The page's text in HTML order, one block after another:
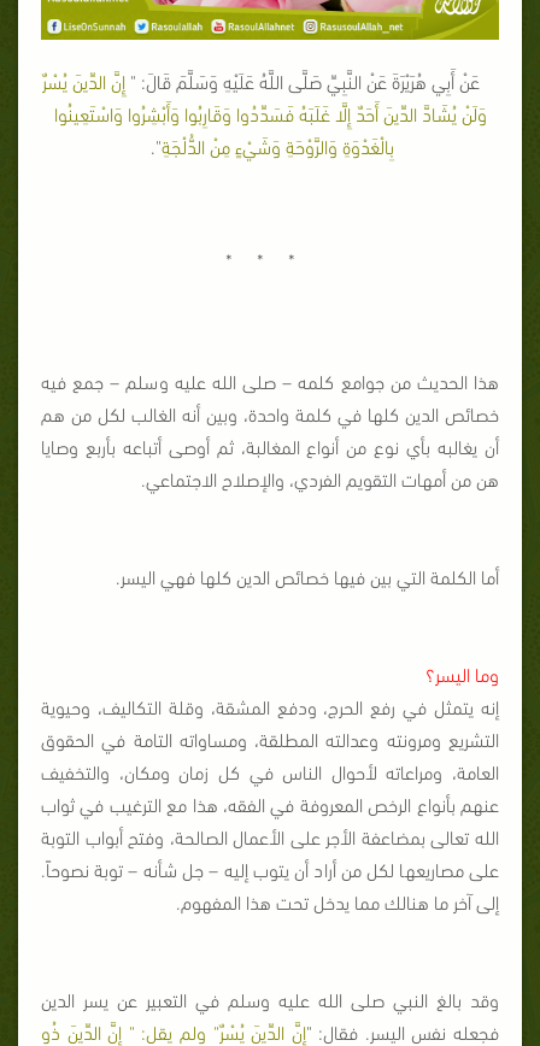
عَنْ أَبِي هُرَيْرَةَ عَنْ النَّبِيِّ صَلَّى اللَّهُ عَلَيْهِ وَسَلَّمَ قَالَ: " إِنَّ الدِّينَ يُسْرٌ
وَلَنْ يُشَادَّ الدِّينَ أَحَدٌ إِلَّا غَلَبَهُ فَسَدِّدُوا وَقَارِبُوا وَأَبْشِرُوا وَاسْتَعِينُوا
بِالْغَدْوَةِ وَالرَّوْحَةِ وَشَيْءٍ مِنْ الدُّلْجَةِ".
* * *
هذا الحديث من جوامع كلمه – صلى الله عليه وسلم – جمع فيه
خصائص الدين كلها في كلمة واحدة، وبين أنه الغالب لكل من هم
أن يغالبه بأي نوع من أنواع المغالبة، ثم أوصى أتباعه بأربع وصايا
هن من أمهات التقويم الفردي، والإصلاح الاجتماعي.
أما الكلمة التي بين فيها خصائص الدين كلها فهي اليسر.
وما اليسر؟
إنه يتمثل في رفع الحرج، ودفع المشقة، وقلة التكاليف، وحيوية
التشريع ومرونته وعدالته المطلقة، ومساواته التامة في الحقوق
العامة، ومراعاته لأحوال الناس في كل زمان ومكان، والتخفيف
عنهم بأنواع الرخص المعروفة في الفقه، هذا مع الترغيب في ثواب
الله تعالى بمضاعفة الأجر على الأعمال الصالحة، وفتح أبواب التوبة
على مصاريعها لكل من أراد أن يتوب إليه – جل شأنه – توبة نصوحاً.
إلى آخر ما هنالك مما يدخل تحت هذا المفهوم.
وقد بالغ النبي صلى الله عليه وسلم في التعبير عن يسر الدين
فجعله نفس اليسر. فقال: "إِنَّ الدِّينَ يُسْرٌ" ولم يقل: " إِنَّ الدِّينَ ذُو